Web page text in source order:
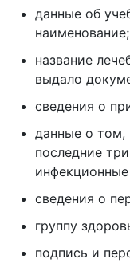
данные об
наименование;
название
выдало
сведения о
данные о том,
последние
сведения о
группу
подпись и